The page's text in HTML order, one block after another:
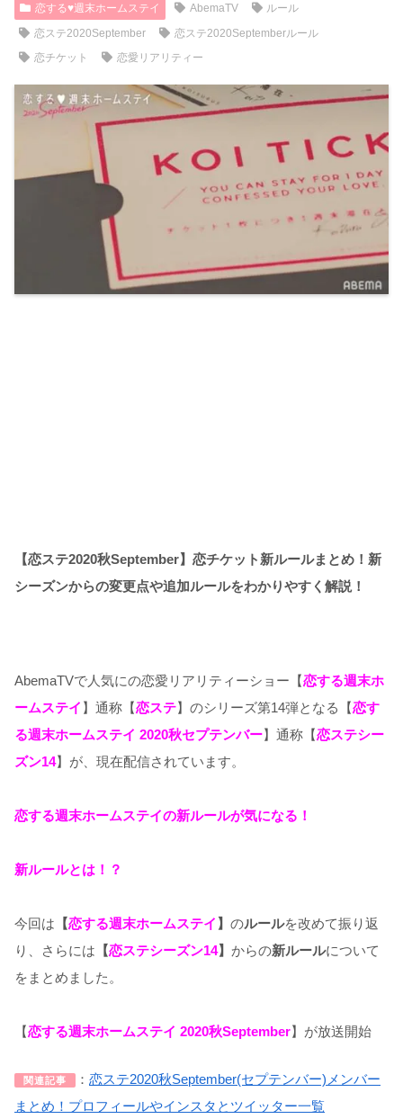
恋する♥週末ホームステイ AbemaTV
ルール
恋ステ2020September
恋ステ2020Septemberルール
恋チケット
恋愛リアリティー
【恋ステ2020秋September】恋チケット新ルールまとめ！新
シーズンからの変更点や追加ルールをわかりやすく解説！
AbemaTVで人気にの恋愛リアリティーショー【恋する週末ホ
ームステイ 】通称【恋ステ】のシリーズ第14弾となる【恋す
る週末ホームステイ 2020秋セプテンバー】通称【恋ステシー
ズン14】が、現在配信されています。
恋する週末ホームステイの新ルールが気になる！
新ルールとは！？
今回は 【恋する週末ホームステイ 】 のルールを改めて振り返
り、さらには 【恋ステシーズン14】 からの新ルールについて
をまとめました。
【恋する週末ホームステイ 2020秋September】が放送開始
関連記事 ： 恋ステ2020秋September(セプテンバー)メンバー
まとめ！プロフィールやインスタとツイッター一覧